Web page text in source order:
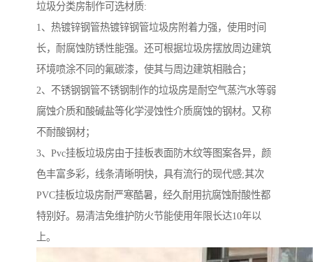
垃圾分类房制作可选材质:
1、热镀锌钢管热镀锌钢管垃圾房附着力强，使用时间
长，耐腐蚀防锈性能强。还可根据垃圾房摆放周边建筑
环境喷涂不同的氟碳漆，使其与周边建筑相融合；
2、不锈钢钢管不锈钢制作的垃圾房是耐空气蒸汽水等弱
腐蚀介质和酸碱盐等化学浸蚀性介质腐蚀的钢材。又称
不耐酸钢材；
3、Pvc挂板垃圾房由于挂板表面防木纹等图案各异，颜
色丰富多彩，线条清晰明快，具有流行的现代感;其次
PVC挂板垃圾房耐严寒酷暑，经久耐用抗腐蚀耐酸性都
特别好。易清洁免维护防火节能使用年限长达10年以
上。